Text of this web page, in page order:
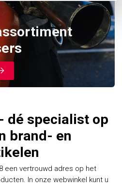
dé specialist op
brand- en
een vertrouwd adres op het
In onze webwinkel kunt u